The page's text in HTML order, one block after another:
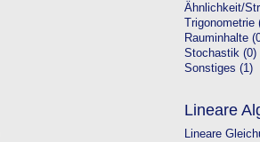
Ähnlichkeit/
Trigonometrie
Rauminhalte
Stochastik (0)
Sonstiges (1)
Lineare
Lineare